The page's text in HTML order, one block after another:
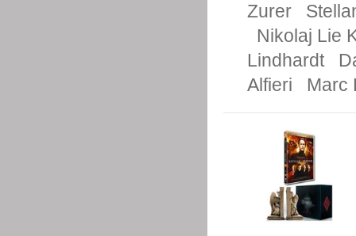
Zurer
Nikolaj Lie
Lindhardt
Alfieri
Marc